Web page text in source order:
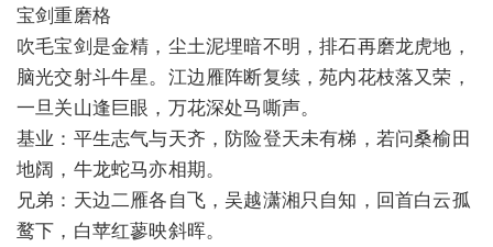
宝剑重磨格
吹毛宝剑是金精，尘土泥埋暗不明，排石再磨龙虎地，
脑光交射斗牛星。江边雁阵断复续，苑内花枝落又荣，
一旦关山逢巨眼，万花深处马嘶声。
基业：平生志气与天齐，防险登天未有梯，若问桑榆田
地阔，牛龙蛇马亦相期。
兄弟：天边二雁各自飞，吴越潇湘只自知，回首白云孤
鹜下，白苹红蓼映斜晖。